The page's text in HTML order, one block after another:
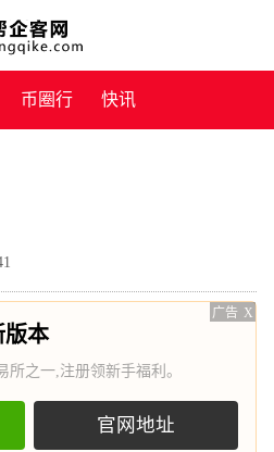
币圈行 快讯
广告 X
版本
所之一,注册领新手福利。
官网地址